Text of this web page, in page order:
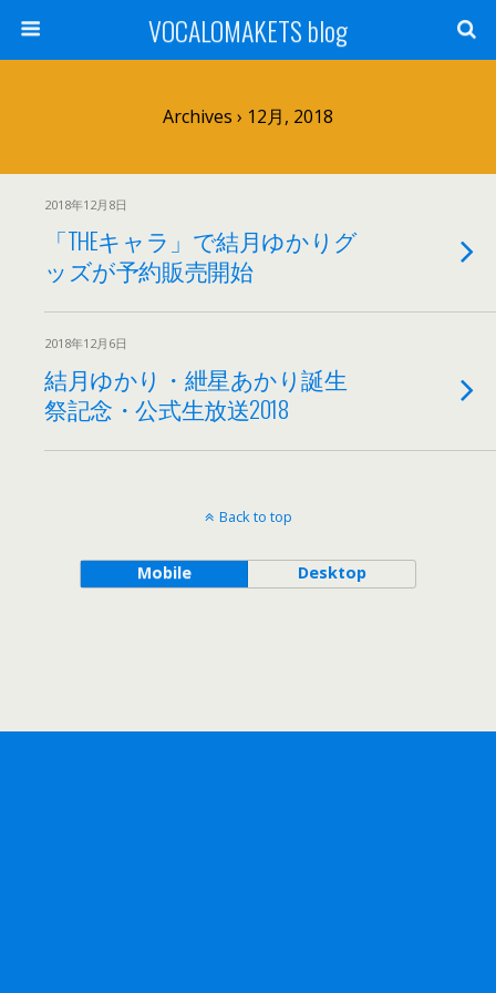
VOCALOMAKETS blog
Archives › 12月, 2018
2018年12月8日
「THEキャラ」で結月ゆかりグ
ッズが予約販売開始
2018年12月6日
結月ゆかり・紲星あかり誕生
祭記念・公式生放送2018
Back to top
Mobile Desktop